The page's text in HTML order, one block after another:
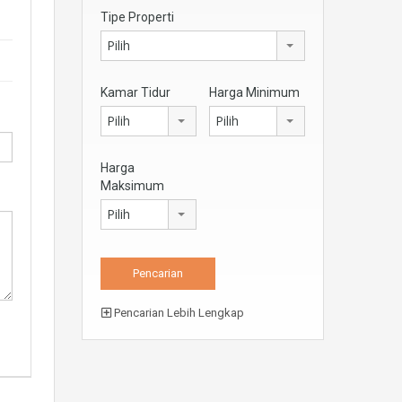
Tipe Properti
Pilih
Kamar Tidur
Pilih
Harga Minimum
Pilih
Harga
Maksimum
Pilih
Pencarian Lebih Lengkap